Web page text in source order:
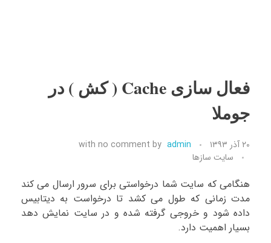
فعال سازی Cache ( کش ) در
جوملا
۲۰ آذر ۱۳۹۳ by admin
with no comment
سایت سازها
هنگامی که سایت شما درخواستی برای سرور ارسال می کند
مدت زمانی که طول می کشد تا درخواست به دیتابیس
داده شود و خروجی گرفته شده و در سایت نمایش دهد
بسیار اهمیت دارد.